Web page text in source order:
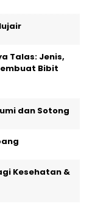
Talas: Jenis,
Bibit
dan Sotong
Kesehatan &